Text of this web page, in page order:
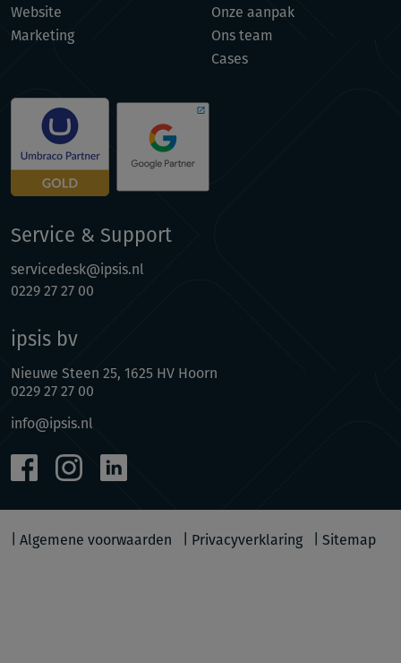
Website
Marketing
Onze aanpak
Ons team
Cases
Service & Support
servicedesk@ipsis.nl
0229 27 27 00
ipsis bv
Nieuwe Steen 25, 1625 HV Hoorn
0229 27 27 00
info@ipsis.nl
Algemene voorwaarden Privacyverklaring Sitemap